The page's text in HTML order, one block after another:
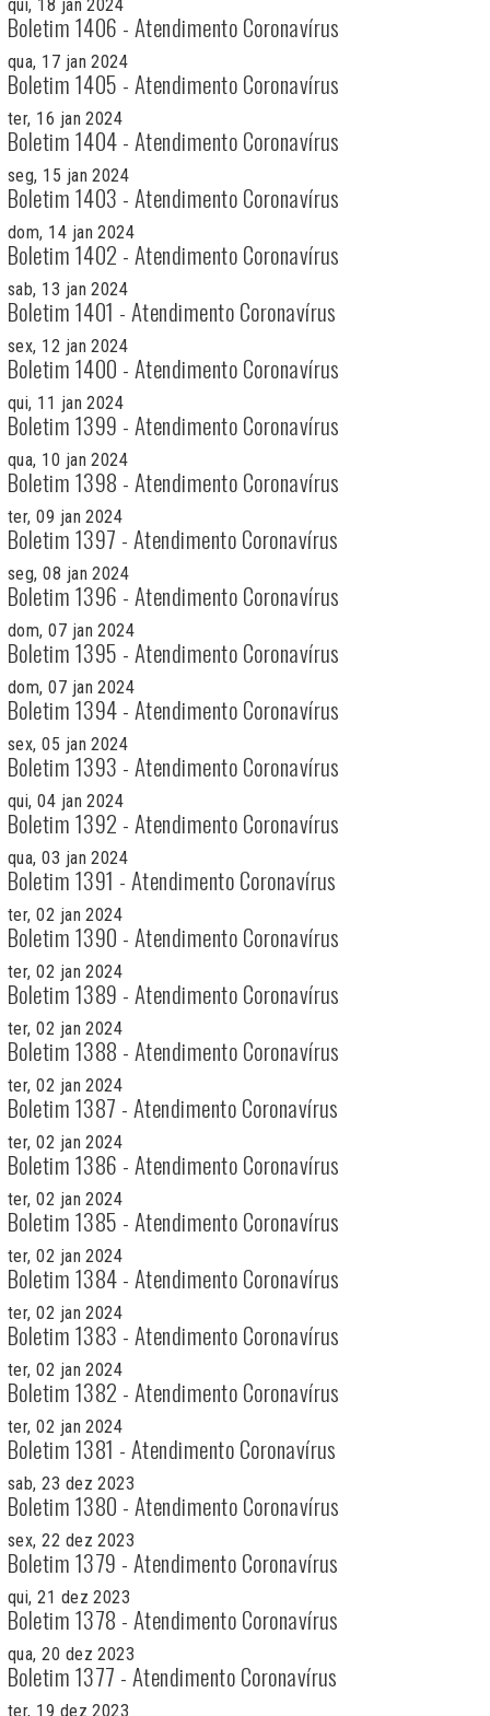
qui, 18 jan 2024
Boletim 1406 - Atendimento Coronavírus
qua, 17 jan 2024
Boletim 1405 - Atendimento Coronavírus
ter, 16 jan 2024
Boletim 1404 - Atendimento Coronavírus
seg, 15 jan 2024
Boletim 1403 - Atendimento Coronavírus
dom, 14 jan 2024
Boletim 1402 - Atendimento Coronavírus
sab, 13 jan 2024
Boletim 1401 - Atendimento Coronavírus
sex, 12 jan 2024
Boletim 1400 - Atendimento Coronavírus
qui, 11 jan 2024
Boletim 1399 - Atendimento Coronavírus
qua, 10 jan 2024
Boletim 1398 - Atendimento Coronavírus
ter, 09 jan 2024
Boletim 1397 - Atendimento Coronavírus
seg, 08 jan 2024
Boletim 1396 - Atendimento Coronavírus
dom, 07 jan 2024
Boletim 1395 - Atendimento Coronavírus
dom, 07 jan 2024
Boletim 1394 - Atendimento Coronavírus
sex, 05 jan 2024
Boletim 1393 - Atendimento Coronavírus
qui, 04 jan 2024
Boletim 1392 - Atendimento Coronavírus
qua, 03 jan 2024
Boletim 1391 - Atendimento Coronavírus
ter, 02 jan 2024
Boletim 1390 - Atendimento Coronavírus
ter, 02 jan 2024
Boletim 1389 - Atendimento Coronavírus
ter, 02 jan 2024
Boletim 1388 - Atendimento Coronavírus
ter, 02 jan 2024
Boletim 1387 - Atendimento Coronavírus
ter, 02 jan 2024
Boletim 1386 - Atendimento Coronavírus
ter, 02 jan 2024
Boletim 1385 - Atendimento Coronavírus
ter, 02 jan 2024
Boletim 1384 - Atendimento Coronavírus
ter, 02 jan 2024
Boletim 1383 - Atendimento Coronavírus
ter, 02 jan 2024
Boletim 1382 - Atendimento Coronavírus
ter, 02 jan 2024
Boletim 1381 - Atendimento Coronavírus
sab, 23 dez 2023
Boletim 1380 - Atendimento Coronavírus
sex, 22 dez 2023
Boletim 1379 - Atendimento Coronavírus
qui, 21 dez 2023
Boletim 1378 - Atendimento Coronavírus
qua, 20 dez 2023
Boletim 1377 - Atendimento Coronavírus
ter, 19 dez 2023